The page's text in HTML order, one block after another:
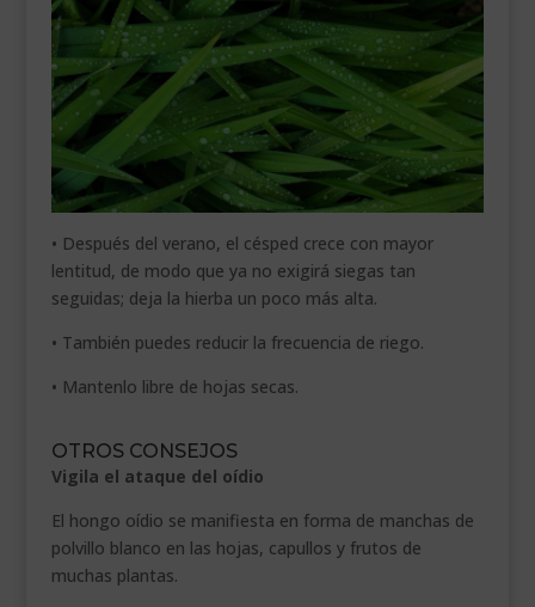
• Después del verano, el césped crece con mayor
lentitud, de modo que ya no exigirá siegas tan
seguidas; deja la hierba un poco más alta.
• También puedes reducir la frecuencia de riego.
• Mantenlo libre de hojas secas.
OTROS CONSEJOS
Vigila el ataque del oídio
El hongo oídio se manifiesta en forma de manchas de
polvillo blanco en las hojas, capullos y frutos de
muchas plantas.